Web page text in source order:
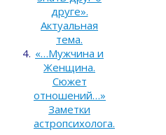
друге».
Актуальная
тема.
«…Мужчина и
Женщина.
Сюжет
отношений…»
Заметки
астропсихолога.